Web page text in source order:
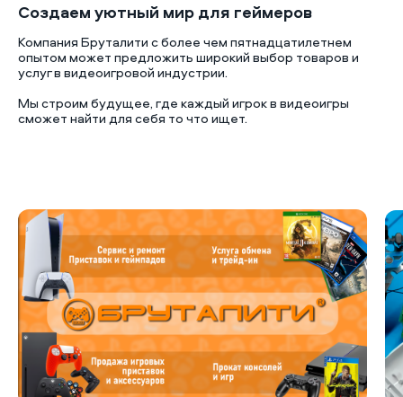
Создаем уютный мир для геймеров
Компания Бруталити с более чем пятнадцатилетнем
опытом может предложить широкий выбор товаров и
услуг в видеоигровой индустрии.
Мы строим будущее, где каждый игрок в видеоигры
сможет найти для себя то что ищет.